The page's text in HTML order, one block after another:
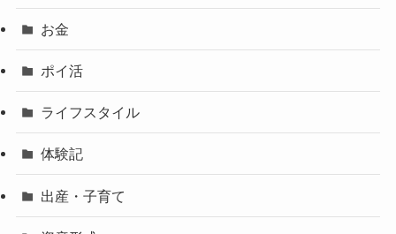
お金
ポイ活
ライフスタイル
体験記
出産・子育て